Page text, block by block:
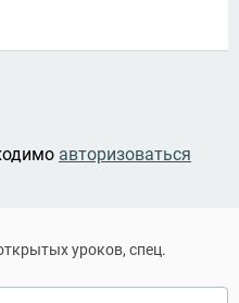
авторизоваться
уроков, спец.